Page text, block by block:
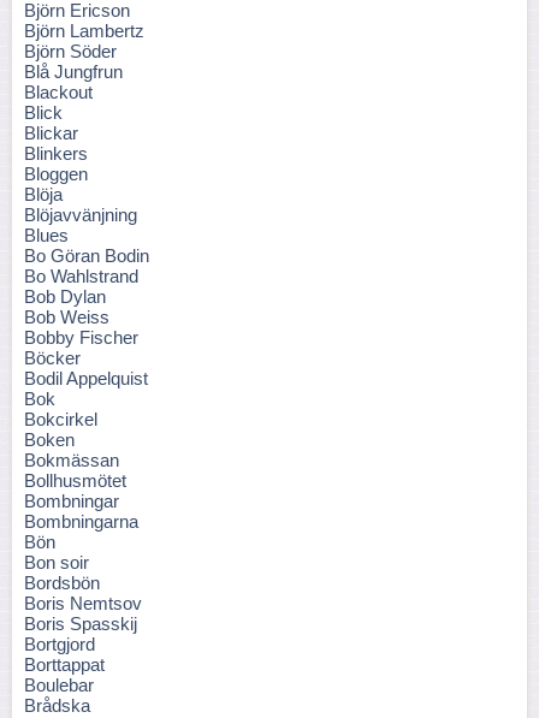
Björn Ericson
Björn Lambertz
Björn Söder
Blå Jungfrun
Blackout
Blick
Blickar
Blinkers
Bloggen
Blöja
Blöjavvänjning
Blues
Bo Göran Bodin
Bo Wahlstrand
Bob Dylan
Bob Weiss
Bobby Fischer
Böcker
Bodil Appelquist
Bok
Bokcirkel
Boken
Bokmässan
Bollhusmötet
Bombningar
Bombningarna
Bön
Bon soir
Bordsbön
Boris Nemtsov
Boris Spasskij
Bortgjord
Borttappat
Boulebar
Brådska